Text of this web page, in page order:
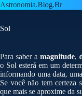
Pular
para
conteúdo
Astronomia.Blog.Br
Sol
Para saber a magnitude,
o Sol esterá em um
informando uma data,
Se você não tem certeza
que mais se aproxime da